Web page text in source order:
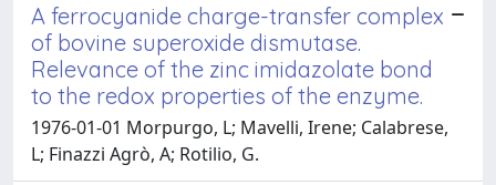
A ferrocyanide charge-transfer complex
of bovine superoxide dismutase.
Relevance of the zinc imidazolate bond
to the redox properties of the enzyme.
1976-01-01 Morpurgo, L; Mavelli, Irene; Calabrese,
L; Finazzi Agrò, A; Rotilio, G.